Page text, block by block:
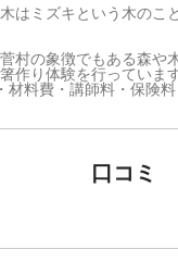
はミズキという木のこ
村の象徴でもある森や
作り体験を行っていま
材料費・講師料・保険料
口コミ